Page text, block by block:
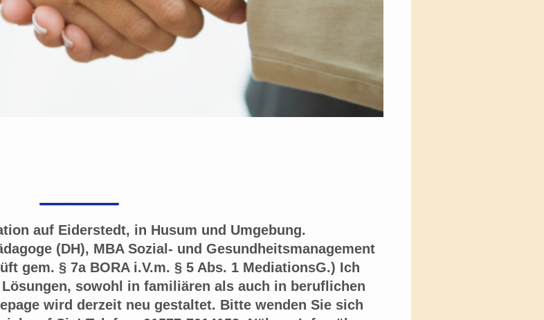
auf Eiderstedt, in Husum und Umgebung.
(DH), MBA Sozial- und Gesundheitsmanagement
gem. § 7a BORA i.V.m. § 5 Abs. 1 MediationsG.) Ich
sowohl in familiären als auch in beruflichen
wird derzeit neu gestaltet. Bitte wenden Sie sich